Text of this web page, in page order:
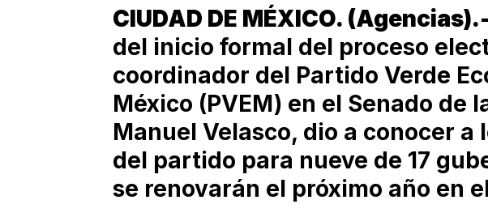
CIUDAD DE MÉXICO.
del inicio formal del proceso
coordinador del Partido Verde
México (PVEM) en el Senado de
Manuel Velasco, dio a conocer a
del partido para nueve de 17
se renovarán el próximo año en